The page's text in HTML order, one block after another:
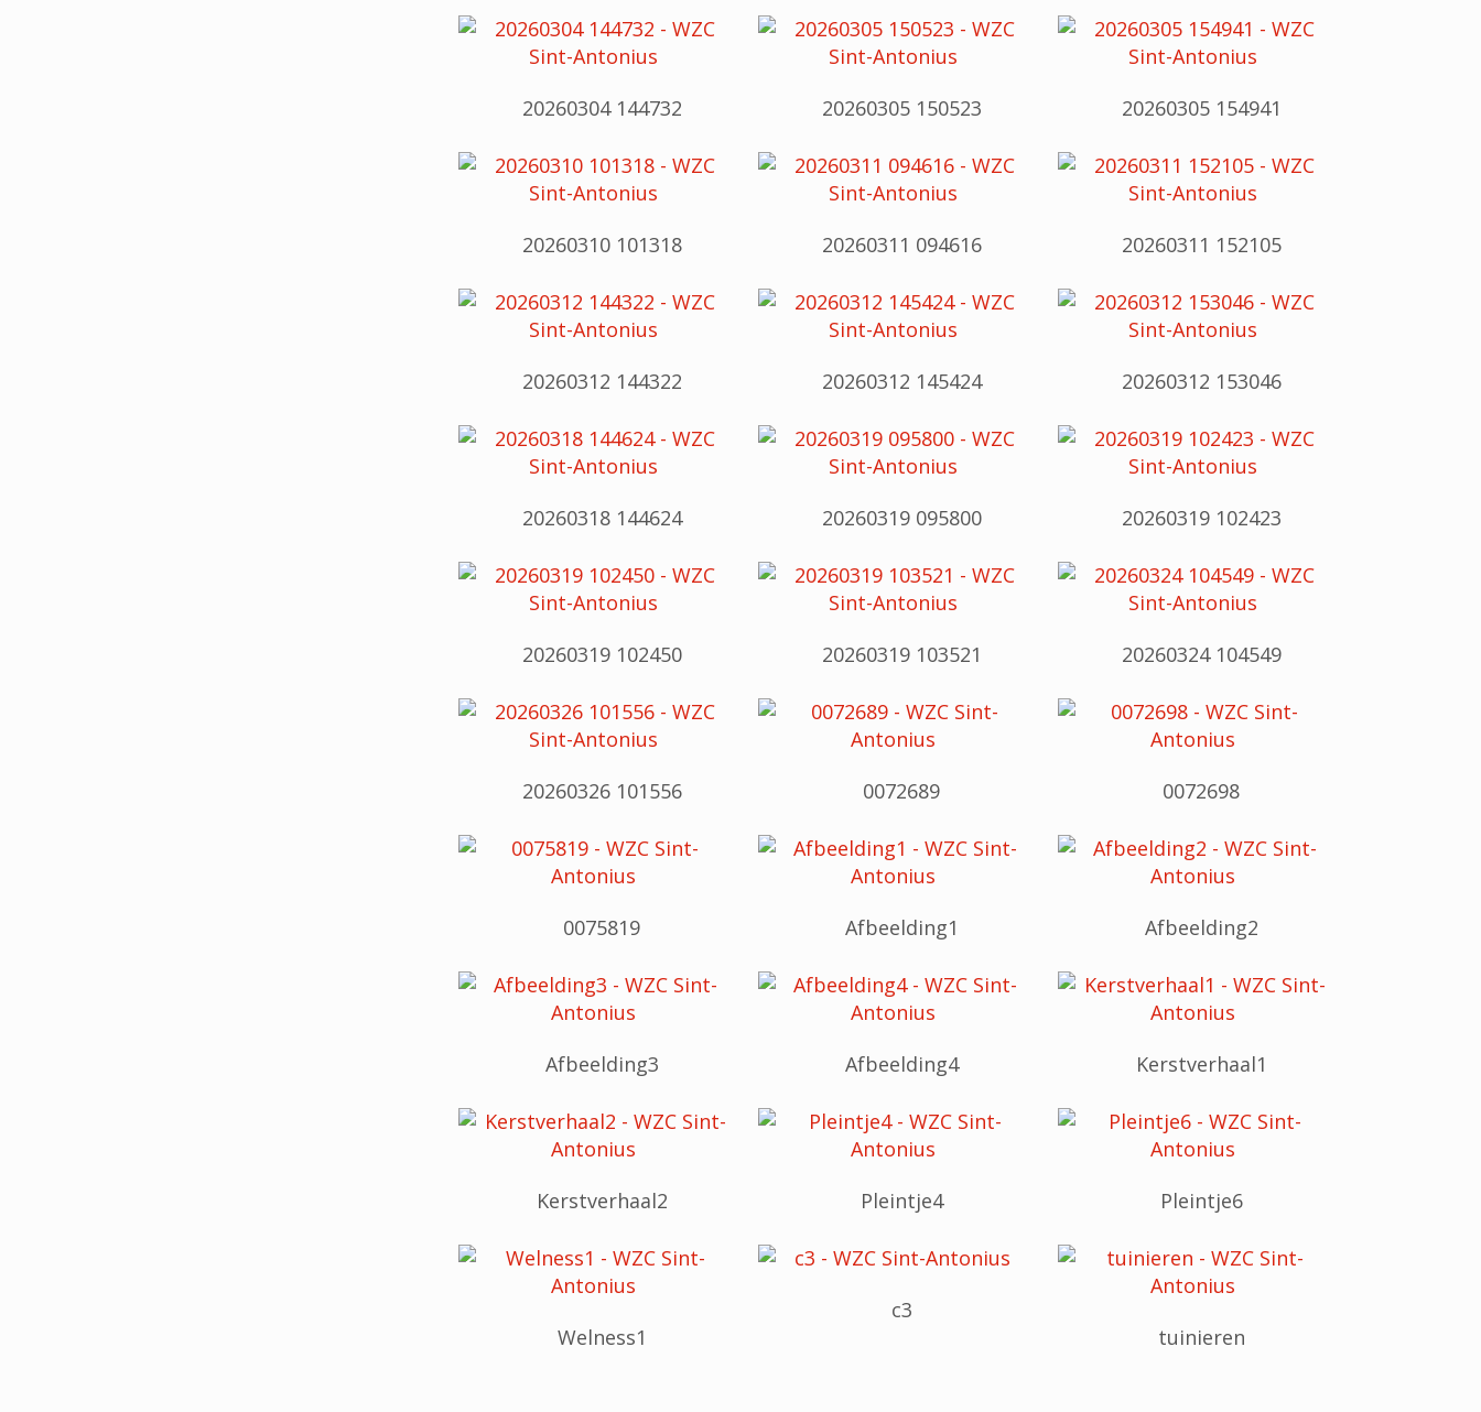
20260304 144732 20260305 150523 20260305 154941
20260310 101318 20260311 094616 20260311 152105
20260312 144322 20260312 145424 20260312 153046
20260318 144624 20260319 095800 20260319 102423
20260319 102450 20260319 103521 20260324 104549
20260326 101556 0072689 0072698
0075819 Afbeelding1 Afbeelding2
Afbeelding3 Afbeelding4 Kerstverhaal1
Kerstverhaal2 Pleintje4 Pleintje6
Welness1
c3
tuinieren